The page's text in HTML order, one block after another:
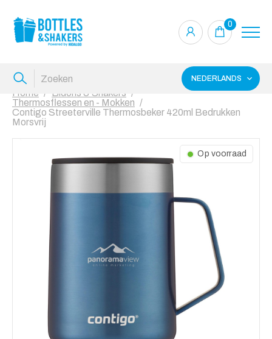
0
NEDERLANDS
Home
Bidons & Shakers
Thermosflessen en - Mokken
Contigo Streeterville Thermosbeker 420ml Bedrukken
Morsvrij
Op voorraad